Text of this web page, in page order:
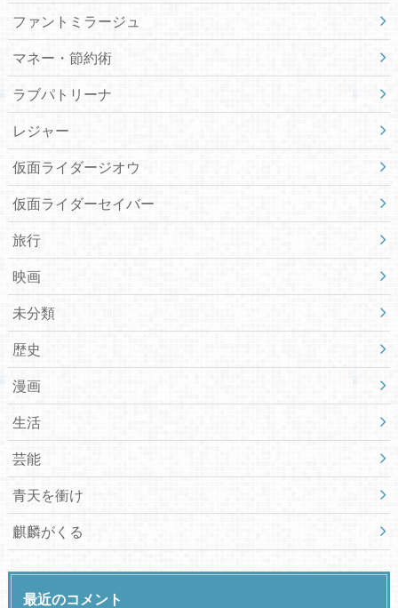
ファントミラージュ
マネー・節約術
ラブパトリーナ
レジャー
仮面ライダージオウ
仮面ライダーセイバー
旅行
映画
未分類
歴史
漫画
生活
芸能
青天を衝け
麒麟がくる
最近のコメント